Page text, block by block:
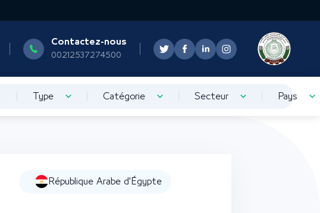
Contactez-nous
00212537274500
Type Catégorie Secteur Pays
République Arabe d'Égypte